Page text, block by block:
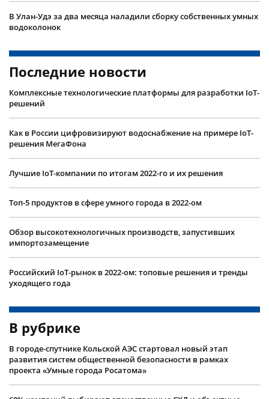
В Улан-Удэ за два месяца наладили сборку собственных умных
водоколонок
Последние новости
Комплексные технологические платформы для разработки IoT-
решений
Как в России цифровизируют водоснабжение на примере IoT-
решения МегаФона
Лучшие IoT-компании по итогам 2022-го и их решения
Топ-5 продуктов в сфере умного города в 2022-ом
Обзор высокотехнологичных производств, запустивших
импортозамещение
Российский IoT-рынок в 2022-ом: топовые решения и тренды
уходящего года
В рубрике
В городе-спутнике Кольской АЭС стартовал новый этап
развития систем общественной безопасности в рамках
проекта «Умные города Росатома»